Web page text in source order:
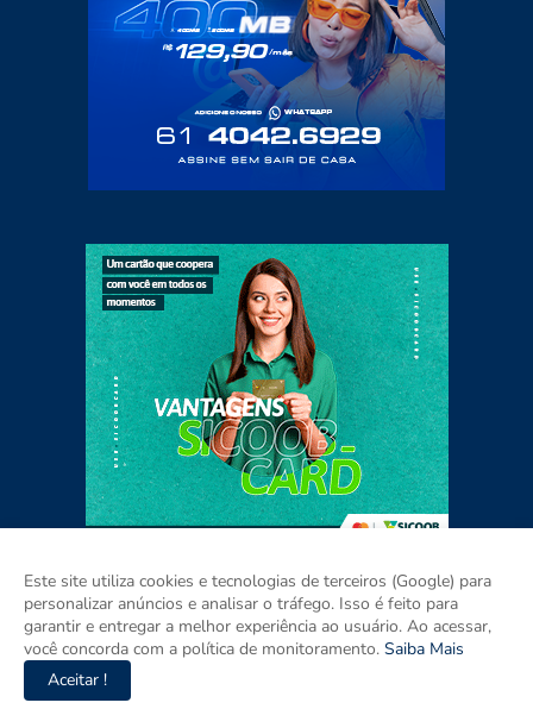
Copyright ©
Home Sobre Contato Mídia Kit
Este site utiliza cookies e tecnologias de terceiros (Google) para
personalizar anúncios e analisar o tráfego. Isso é feito para
garantir e entregar a melhor experiência ao usuário. Ao acessar,
você concorda com a política de monitoramento. Saiba Mais
Aceitar !